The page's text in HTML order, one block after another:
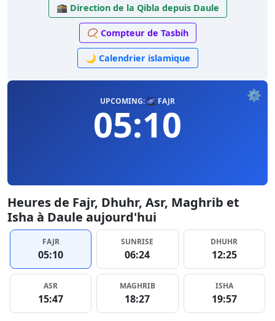
🕋 Direction de la Qibla depuis Daule
📿 Compteur de Tasbih
🌙 Calendrier islamique
⚙️
UPCOMING: 🌌 FAJR
05:10
Heures de Fajr, Dhuhr, Asr, Maghrib et
Isha à Daule aujourd'hui
FAJR
05:10
SUNRISE
06:24
DHUHR
12:25
ASR
15:47
MAGHRIB
18:27
ISHA
19:57